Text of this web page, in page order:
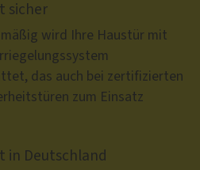
sicher
wird Ihre Haustür mit
das auch bei zertifizierten
zum Einsatz
in Deutschland